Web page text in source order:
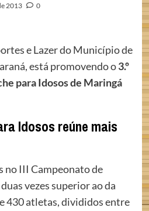
2013 0
e Lazer do Município de
está promovendo o3.º
para Idosos de Maringá
Idosos reúne mais
no III Campeonato de
vezes superior ao da
430 atletas, divididos entre